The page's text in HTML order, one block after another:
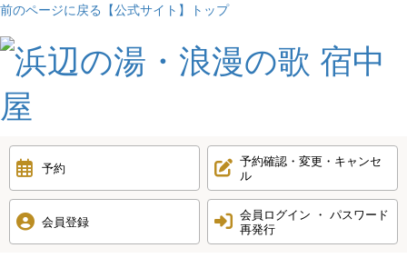
前のページに戻る 【公式サイト】トップ
予約
予約確認・変更・キャンセ
ル
会員登録
会員ログイン ・ パスワード
再発行